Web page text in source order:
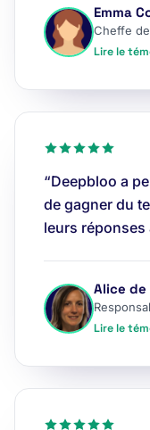
Emma
Lire le
“Deepbloo a
de gagner du
leurs réponses
Alice de
Lire le